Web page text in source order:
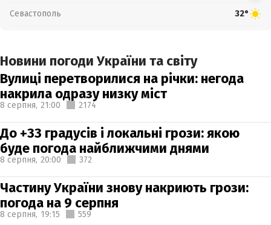
Севастополь 32°
Новини погоди України та світу
Вулиці перетворилися на річки: негода
накрила одразу низку міст
8 серпня, 21:00 2174
До +33 градусів і локальні грози: якою
буде погода найближчими днями
8 серпня, 20:00 372
Частину України знову накриють грози:
погода на 9 серпня
8 серпня, 19:15 559